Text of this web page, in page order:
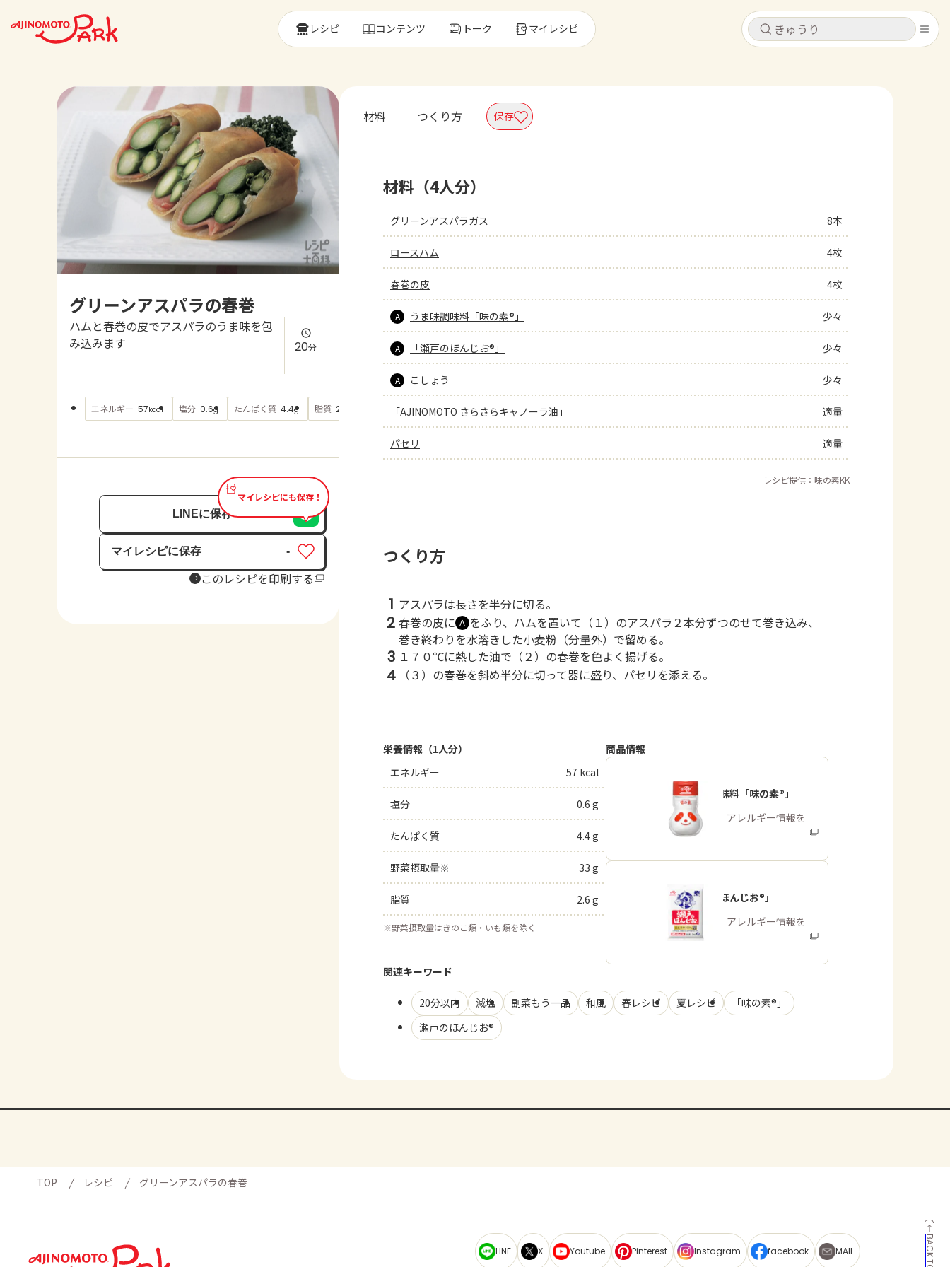
キャンセル
レシピ
トーク
よくあるお問い合わせ
AJINOMOTO PARK とは
キャンセル
レシピ コンテンツ トーク マイレシピ
グリーンアスパラの春巻
ハムと春巻の皮でアスパラのうま味を包
み込みます
20分
エネルギー 57kcal 塩分 0.6g たんぱく質 4.4g 脂質 2.6 もっと見る
マイレシピにも保存！
LINEに保存
マイレシピに保存
保存済み
-
このレシピを印刷する
材料 つくり方 保存
材料（4人分）
グリーンアスパラガス 8本
ロースハム 4枚
春巻の皮 4枚
A うま味調味料「味の素®」 少々
A 「瀬戸のほんじお®」 少々
A こしょう 少々
「AJINOMOTO さらさらキャノーラ油」 適量
パセリ 適量
レシピ提供：味の素KK
つくり方
1 アスパラは長さを半分に切る。
2 春巻の皮に Ａ をふり、ハムを置いて（１）のアスパラ２本分ずつのせて巻き込み、
巻き終わりを水溶きした小麦粉（分量外）で留める。
3 １７０℃に熱した油で（２）の春巻を色よく揚げる。
4 （３）の春巻を斜め半分に切って器に盛り、パセリを添える。
栄養情報（1人分）
エネルギー
57 kcal
塩分 0.6 g
たんぱく質 4.4 g
野菜摂取量※ 33 g
脂質 2.6 g
※野菜摂取量はきのこ類・いも類を除く
商品情報
うま味調味料「味の素®」
商品・アレルギー情報を
みる
「瀬戸のほんじお®」
商品・アレルギー情報を
みる
関連キーワード
20分以内 減塩 副菜もう一品 和風 春レシピ 夏レシピ
「味の素®」
瀬戸のほんじお®
TOP レシピ グリーンアスパラの春巻
LINE X Youtube Pinterest Instagram facebook MAIL